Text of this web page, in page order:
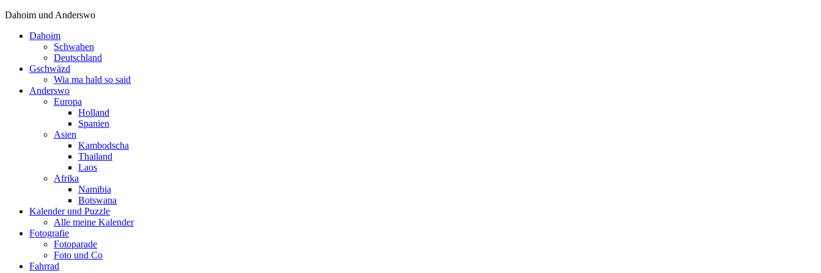
Dahoim und Anderswo
Dahoim
Schwaben
Deutschland
Gschwäzd
Wia ma hald so said
Anderswo
Europa
Holland
Spanien
Asien
Kambodscha
Thailand
Laos
Afrika
Namibia
Botswana
Kalender und Puzzle
Alle meine Kalender
Fotografie
Fotoparade
Foto und Co
Fahrrad